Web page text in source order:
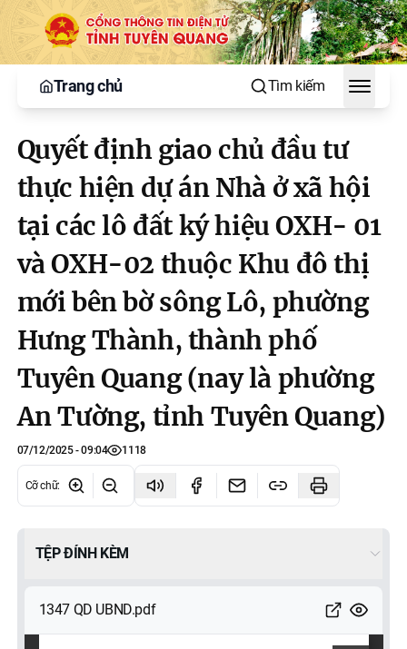
Trang chủ Tìm kiếm
Toggle
Quyết định giao chủ đầu tư
thực hiện dự án Nhà ở xã hội
tại các lô đất ký hiệu OXH- 01
và OXH-02 thuộc Khu đô thị
mới bên bờ sông Lô, phường
Hưng Thành, thành phố
Tuyên Quang (nay là phường
An Tường, tỉnh Tuyên Quang)
07/12/2025 - 09:04 1118
Cỡ chữ:
TỆP ĐÍNH KÈM
1347 QD UBND.pdf